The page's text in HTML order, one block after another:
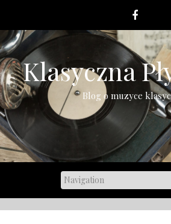
content
Klasyczna
Blog o muzyce